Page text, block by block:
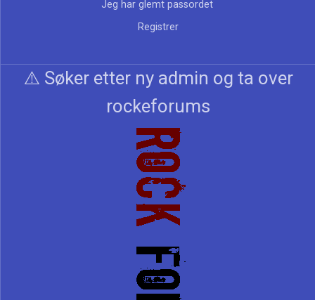
Jeg har glemt passordet
Registrer
⚠️ Søker etter ny admin og ta over
rockeforums